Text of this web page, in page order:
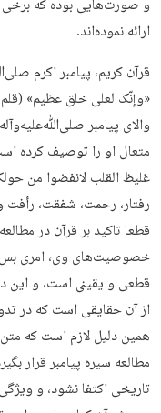
و صورت‌هایی بوده که
ارائه نموده‌اند.
قرآن کریم، پیامبر اکرم
والای پیامبر
متعال او را توصیف کرده
رفتار، رحمت، شفقت، رأفت
قطعا تاکید بر قرآن در
خصوصیت‌های وی، امری بس
قطعی و یقینی است، و این
از آن حقایقی است که در
همین دلیل لازم است که متن
مطالعه سیره پیامبر قرار
تاریخی اکتفا نشود، و